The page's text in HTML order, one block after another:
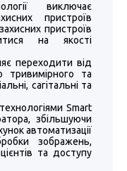
виключає
пристроїв
пристроїв
на якості
переходити від
тривимірного та
сагітальні та
Smart
збільшуючи
автоматизації
зображень,
та доступу